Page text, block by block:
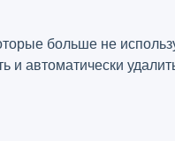
больше не
и автоматически